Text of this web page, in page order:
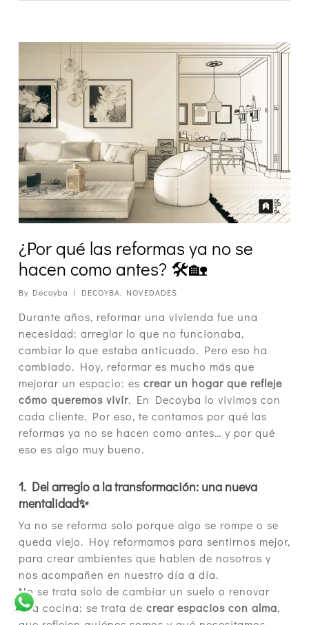
¿Por qué las reformas ya no se
hacen como antes? 🛠️🏡
By Decoyba DECOYBA NOVEDADES
Durante años, reformar una vivienda fue una
necesidad: arreglar lo que no funcionaba,
cambiar lo que estaba anticuado. Pero eso ha
cambiado. Hoy, reformar es mucho más que
mejorar un espacio: es crear un hogar que refleje
cómo queremos vivir. En Decoyba lo vivimos con
cada cliente. Por eso, te contamos por qué las
reformas ya no se hacen como antes… y por qué
eso es algo muy bueno.
1. Del arreglo a la transformación: una nueva
mentalidad✨
Ya no se reforma solo porque algo se rompe o se
queda viejo. Hoy reformamos para sentirnos mejor,
para crear ambientes que hablen de nosotros y
nos acompañen en nuestro día a día.
No se trata solo de cambiar un suelo o renovar
una cocina: se trata de crear espacios con alma,